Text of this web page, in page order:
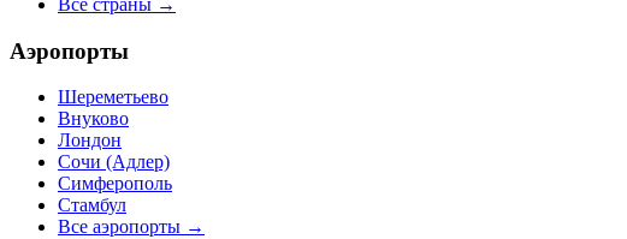
Аэропорты
Шереметьево
Внуково
Лондон
Сочи (Адлер)
Симферополь
Стамбул
Все аэропорты →